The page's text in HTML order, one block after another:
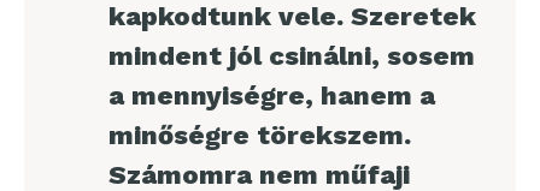
kapkodtunk vele. Szeretek
mindent jól csinálni, sosem
a mennyiségre, hanem a
minőségre törekszem.
Számomra nem műfaji